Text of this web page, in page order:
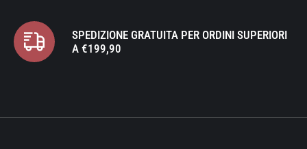
SPEDIZIONE GRATUITA PER ORDINI SUPERIORI
A €199,90